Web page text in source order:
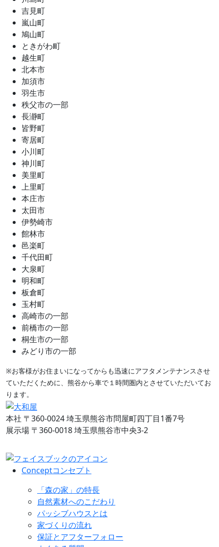
吉見町
嵐山町
鳩山町
ときがわ町
越生町
北本市
加須市
羽生市
秩父市の一部
長瀞町
皆野町
寄居町
小川町
神川町
美里町
上里町
本庄市
太田市
伊勢崎市
館林市
邑楽町
千代田町
大泉町
明和町
板倉町
玉村町
高崎市の一部
前橋市の一部
桐生市の一部
みどり市の一部
※お客様がお住まいになってからも迅速にアフタメンテナンスさせ
ていただくために、熊谷から車で１時間圏内とさせていただいてお
ります。
本社 〒360-0024 埼玉県熊谷市問屋町四丁目1番7号
展示場 〒360-0018 埼玉県熊谷市中央3-2
Conceptコンセプト
「森の家」の特長
自然素材へのこだわり
パッシブハウスとは
家づくりの流れ
保証とアフターフォロー